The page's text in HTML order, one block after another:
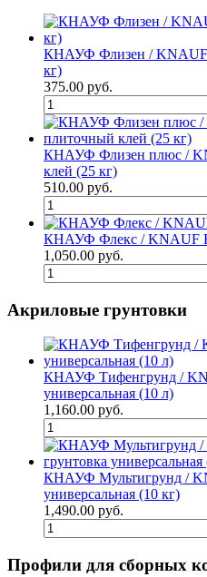
КНАУФ Флизен / KNAUF
кг)
375.00 руб.
КНАУФ Флизен плюс /
клей (25 кг)
510.00 руб.
КНАУФ Флекс / KNAUF
1,050.00 руб.
Акриловые грунтовки
КНАУФ Тифенгрунд /
универсальная (10 л)
1,160.00 руб.
КНАУФ Мультигрунд /
универсальная (10 кг)
1,490.00 руб.
Профили для сборных